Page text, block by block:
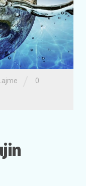
Lajme 0